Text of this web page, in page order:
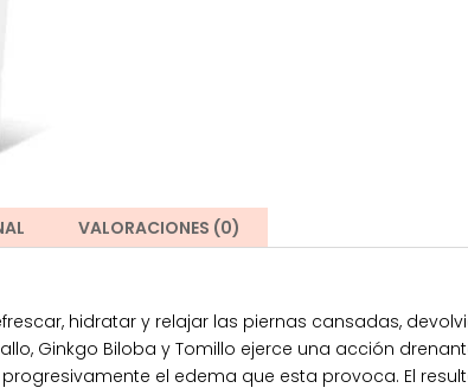
VALORACIONES (0)
hidratar y relajar las piernas cansadas,
Ginkgo Biloba y Tomillo ejerce una acción
el edema que esta provoca. El